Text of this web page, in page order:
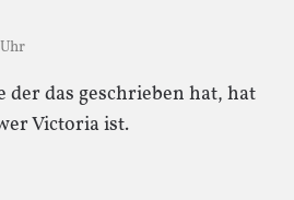
der das geschrieben hat, hat
Victoria ist.